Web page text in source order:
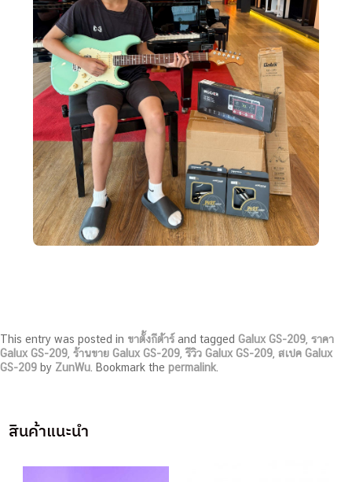
This entry was posted in ขาตั้งกีต้าร์ and tagged Galux GS-209 ราคา
Galux GS-209 ร้านขาย Galux GS-209 ,รีวิว Galux GS-209 สเปค Galux
GS-209 by ZunWu . Bookmark the permalink
สินค้าแนะนำ